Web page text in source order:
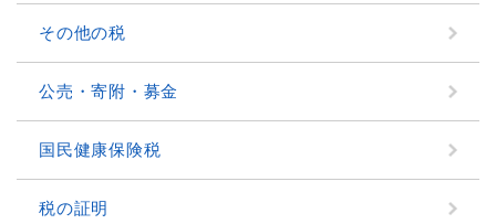
その他の税
公売・寄附・募金
国民健康保険税
税の証明